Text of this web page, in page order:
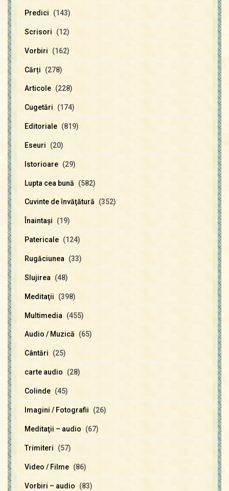
Predici (143)
Scrisori (12)
Vorbiri (162)
Cărți (278)
Articole (228)
Cugetări (174)
Editoriale (819)
Eseuri (20)
Istorioare (29)
Lupta cea bună (582)
Cuvinte de învăţătură (352)
Înaintaşi (19)
Patericale (124)
Rugăciunea (33)
Slujirea (48)
Meditaţii (398)
Multimedia (455)
Audio / Muzică (65)
Cântări (25)
carte audio (28)
Colinde (45)
Imagini / Fotografii (26)
Meditaţii – audio (67)
Trimiteri (57)
Video / Filme (86)
Vorbiri – audio (83)